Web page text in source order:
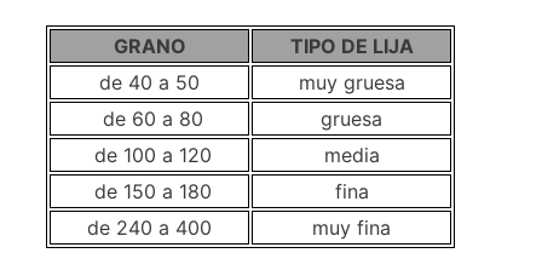
GRANO
TIPO DE LIJA
de 40 a 50
muy gruesa
de 60 a 80
gruesa
de 100 a 120
media
de 150 a 180
fina
de 240 a 400
muy fina